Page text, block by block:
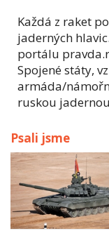
Každá z raket
jaderných
portálu
Spojené státy,
armáda/
ruskou
Psali jsme